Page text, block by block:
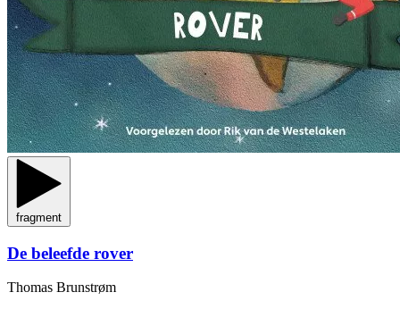
fragment
De beleefde rover
Thomas Brunstrøm